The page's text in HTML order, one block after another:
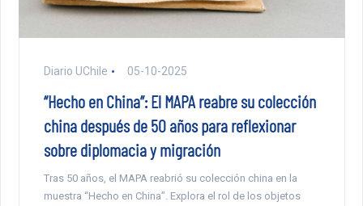
Diario UChile 05-10-2025
“Hecho en China”: El MAPA reabre su colección
china después de 50 años para reflexionar
sobre diplomacia y migración
Tras 50 años, el MAPA reabrió su colección china en la
muestra “Hecho en China”. Explora el rol de los objetos